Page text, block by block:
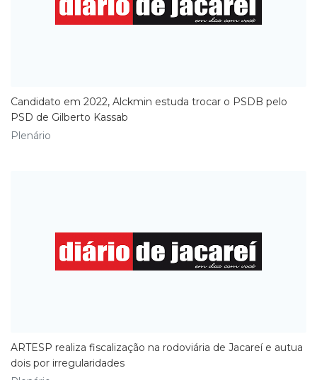
Candidato em 2022, Alckmin estuda trocar o PSDB pelo
PSD de Gilberto Kassab
Plenário
ARTESP realiza fiscalização na rodoviária de Jacareí e autua
dois por irregularidades